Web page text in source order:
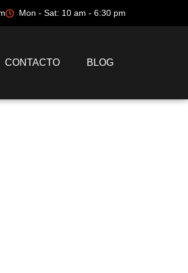
Mon - Sat: 10 am - 6:30 pm
CONTACTO BLOG